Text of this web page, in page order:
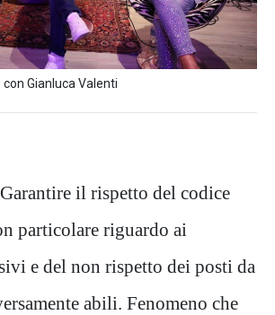
con Gianluca Valenti
il rispetto del codice
particolare riguardo ai
e del non rispetto dei posti da
abili. Fenomeno che